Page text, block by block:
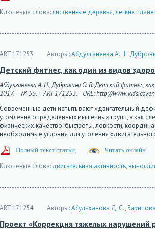
Ключевые слова:лиственные деревья,легкие
ART 171253 Авторы:Абдулганеева А. Н.,
Детский фитнес, как один из видов
Абдулганеева А. Н., Дубровина О. В. Детский фитнес,
2017. – № 55. – ART 171253. – URL: http://
Современные дети испытывают «двигательный
утомление определенных мышечных групп, а как
физических качество: быстроты, ловкости,
необходимые условия для утоления
Полный текст статьи Читать онлайн
Ключевые слова: двигательная активность,
ART 171254 Авторы:Абульханова Д. С.,
Проект «Коррекция тяжелых нарушений